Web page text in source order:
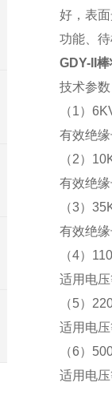
好，表
功能、
GDY-II
技术参数
（1）
有效绝
（2）
有效绝
（3）
有效绝
（4）
适用电
（5）
适用电
（6）
适用电